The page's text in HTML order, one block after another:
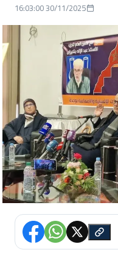
30/11/2025 16:03:00